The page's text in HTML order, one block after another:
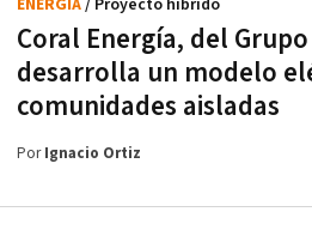
Coral Energía, del
desarrolla un modelo
comunidades aisladas
ENERGÍA/ Proyecto híbrido
PorIgnacio Ortiz